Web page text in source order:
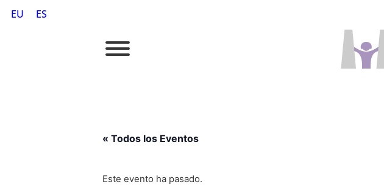
EU ES
« Todos los Eventos
Este evento ha pasado.